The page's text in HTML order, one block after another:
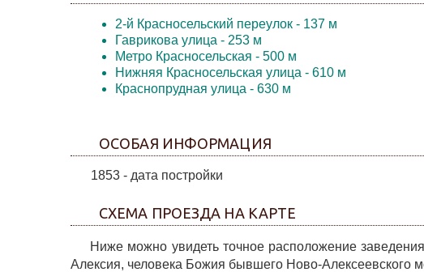
2-й Красносельский переулок - 137 м
Гаврикова улица - 253 м
Метро Красносельская - 500 м
Нижняя Красносельская улица - 610 м
Краснопрудная улица - 630 м
ОСОБАЯ ИНФОРМАЦИЯ
1853 - дата постройки
СХЕМА ПРОЕЗДА НА КАРТЕ
Ниже можно увидеть точное расположение
Алексия, человека Божия бывшего Ново-Алексеевского